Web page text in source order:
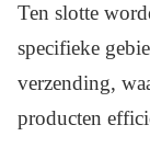
Ten slotte
specifieke
verzending,
producten